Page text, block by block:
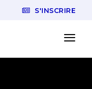
S'INSCRIRE